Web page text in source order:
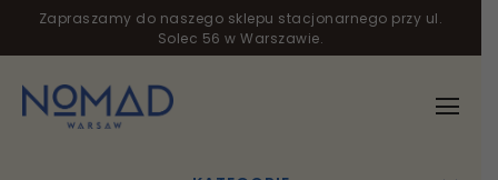
Zapraszamy do naszego sklepu stacjonarnego przy ul.
Solec 56 w Warszawie.